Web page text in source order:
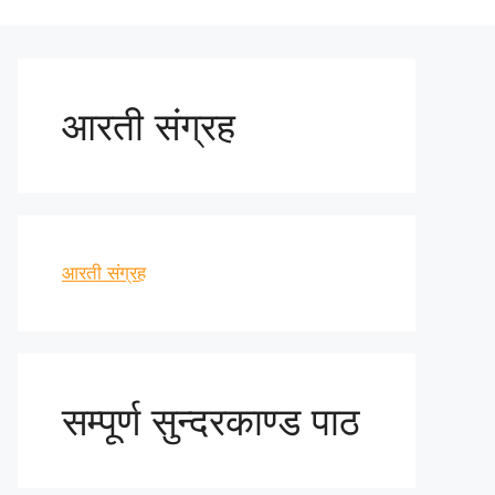
आरती संग्रह
आरती संग्रह
सम्पूर्ण सुन्दरकाण्ड पाठ